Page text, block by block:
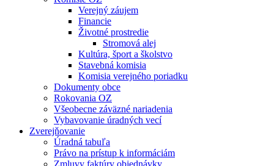
Verejný záujem
Financie
Životné prostredie
Stromová alej
Kultúra, šport a školstvo
Stavebná komisia
Komisia verejného poriadku
Dokumenty obce
Rokovania OZ
Všeobecne záväzné nariadenia
Vybavovanie úradných vecí
Zverejňovanie
Úradná tabuľa
Právo na prístup k informáciám
Zmluvy faktúry objednávky